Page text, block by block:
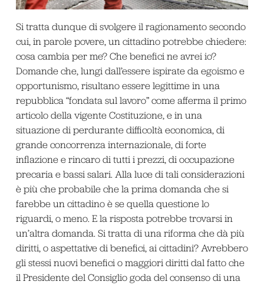
Si tratta dunque di svolgere il ragionamento secondo
cui, in parole povere, un cittadino potrebbe chiedere:
cosa cambia per me? Che benefici ne avrei io?
Domande che, lungi dall’essere ispirate da egoismo e
opportunismo, risultano essere legittime in una
repubblica “fondata sul lavoro” come afferma il primo
articolo della vigente Costituzione, e in una
situazione di perdurante difficoltà economica, di
grande concorrenza internazionale, di forte
inflazione e rincaro di tutti i prezzi, di occupazione
precaria e bassi salari. Alla luce di tali considerazioni
è più che probabile che la prima domanda che si
farebbe un cittadino è se quella questione lo
riguardi, o meno. E la risposta potrebbe trovarsi in
un’altra domanda. Si tratta di una riforma che dà più
diritti, o aspettative di benefici, ai cittadini? Avrebbero
gli stessi nuovi benefici o maggiori diritti dal fatto che
il Presidente del Consiglio goda del consenso di una